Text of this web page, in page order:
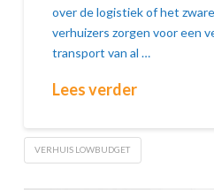
over de logistiek of het
verhuizers zorgen voor een
transport van al …
Lees verder
VERHUIS LOWBUDGET